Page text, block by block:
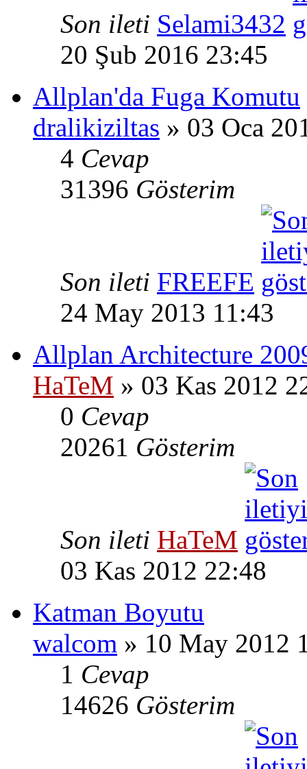
Son ileti Selami3432
20 Şub 2016 23:45
Allplan'da Fuga Komutu
dralikiziltas » 03 Oca
4 Cevap
31396 Gösterim
Son ileti FREEFE
24 May 2013 11:43
Allplan Architecture
HaTeM » 03 Kas 2012
0 Cevap
20261 Gösterim
Son ileti HaTeM
03 Kas 2012 22:48
Katman Boyutu
walcom » 10 May 2012
1 Cevap
14626 Gösterim